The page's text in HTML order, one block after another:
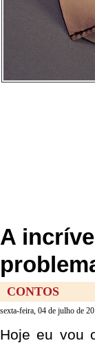
A
CONTOS
sexta-feira, 04 de julho de
Hoje eu vou